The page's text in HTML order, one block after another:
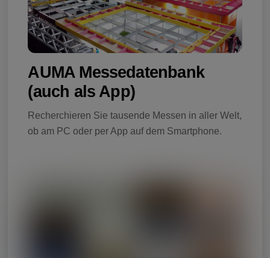
AUMA Messedatenbank
(auch als App)
Recherchieren Sie tausende Messen in aller Welt,
ob am PC oder per App auf dem Smartphone.